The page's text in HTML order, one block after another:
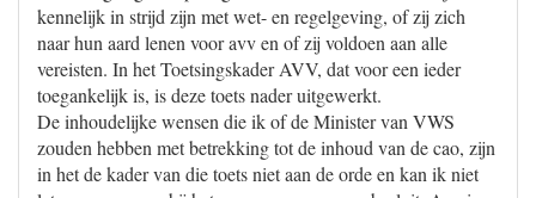
kennelijk in strijd zijn met wet- en regelgeving, of zij zich
naar hun aard lenen voor avv en of zij voldoen aan alle
vereisten. In het Toetsingskader AVV, dat voor een ieder
toegankelijk is, is deze toets nader uitgewerkt.
De inhoudelijke wensen die ik of de Minister van VWS
zouden hebben met betrekking tot de inhoud van de cao, zijn
in het de kader van die toets niet aan de orde en kan ik niet